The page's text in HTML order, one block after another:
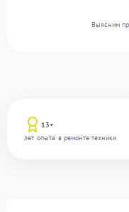
13+
лет опыта в ремонте техники
Выясним